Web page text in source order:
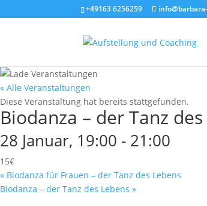
+49163 6256259
« Alle Veranstaltungen
Diese Veranstaltung hat bereits stattgefunden.
Biodanza – der Tanz
28 Januar, 19:00 - 21:00
15€
« Biodanza für Frauen – der Tanz des Lebens
Biodanza – der Tanz des Lebens »